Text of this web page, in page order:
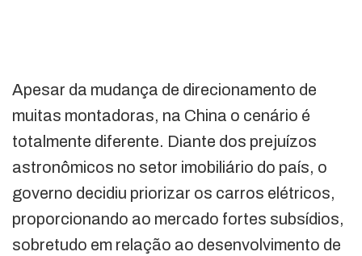
Apesar da mudança de direcionamento de
muitas montadoras, na China o cenário é
totalmente diferente. Diante dos prejuízos
astronômicos no setor imobiliário do país, o
governo decidiu priorizar os carros elétricos,
proporcionando ao mercado fortes subsídios,
sobretudo em relação ao desenvolvimento de